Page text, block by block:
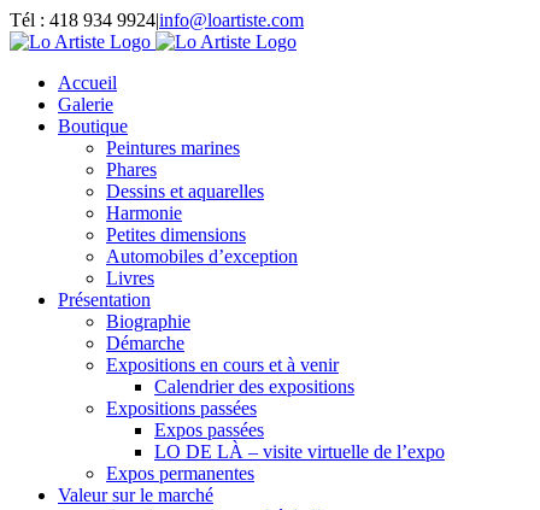
Passer
au
Tél : 418 934 9924|info@loartiste.com
Facebook
Instagram
Email
Pinterest
YouTube
Accueil
Galerie
Boutique
Peintures marines
Phares
Dessins et aquarelles
Harmonie
Petites dimensions
Automobiles d’exception
Livres
Présentation
Biographie
Démarche
Expositions en cours et à venir
Calendrier des expositions
Expositions passées
Expos passées
LO DE LÀ – visite virtuelle de l’expo
Expos permanentes
Valeur sur le marché